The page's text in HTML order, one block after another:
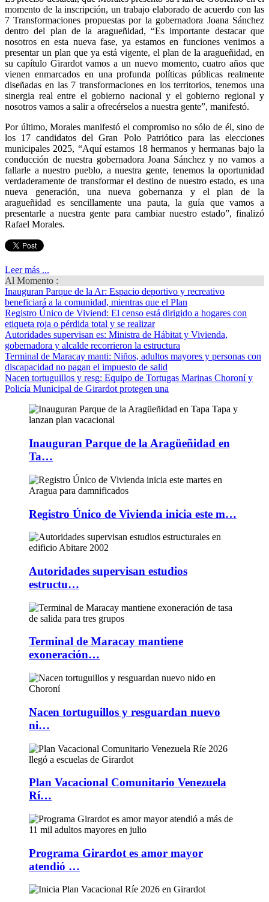
momento de la inscripción, un trabajo elaborado de acuerdo con las
7 Transformaciones propuestas por la gobernadora Joana Sánchez
dentro del plan de la aragueñidad, “Es importante destacar que
nosotros en esta nueva fase, ya estamos en funciones venimos a
presentar un plan que ya está vigente, el plan de la aragueñidad, en
su capítulo Girardot vamos a un nuevo momento, cuatro años que
vienen enmarcados en una profunda políticas públicas realmente
diseñadas en las 7 transformaciones en los territorios, tenemos una
sinergia real entre el gobierno nacional y el gobierno regional y
nosotros vamos a salir a ofrecérselos a nuestra gente”, manifestó.
Por último, Morales manifestó el compromiso no sólo de él, sino de
los 17 candidatos del Gran Polo Patriótico para las elecciones
municipales 2025, “Aquí estamos 18 hermanos y hermanas bajo la
conducción de nuestra gobernadora Joana Sánchez y no vamos a
fallarle a nuestro pueblo, a nuestra gente, tenemos la oportunidad
verdaderamente de transformar el destino de nuestro estado, es una
nueva generación, una nueva gobernanza y el plan de la
aragueñidad es sencillamente una pauta, la guía que vamos a
presentarle a nuestra gente para cambiar nuestro estado”, finalizó
Rafael Morales.
Leer más ...
Al Momento :
Inauguran Parque de la Ar: Espacio deportivo y recreativo
beneficiará a la comunidad, mientras que el Plan
Registro Único de Viviend: El censo está dirigido a hogares con
etiqueta roja o pérdida total y se realizar
Autoridades supervisan es: Ministra de Hábitat y Vivienda,
gobernadora y alcalde recorrieron la estructura
Terminal de Maracay manti: Niños, adultos mayores y personas con
discapacidad no pagan el impuesto de salid
Nacen tortuguillos y resg: Equipo de Tortugas Marinas Choroní y
Policía Municipal de Girardot protegen una
Inauguran Parque de la Aragüeñidad en
Ta…
Registro Único de Vivienda inicia este m…
Autoridades supervisan estudios
estructu…
Terminal de Maracay mantiene
exoneración…
Nacen tortuguillos y resguardan nuevo
ni…
Plan Vacacional Comunitario Venezuela
Rí…
Programa Girardot es amor mayor
atendió …